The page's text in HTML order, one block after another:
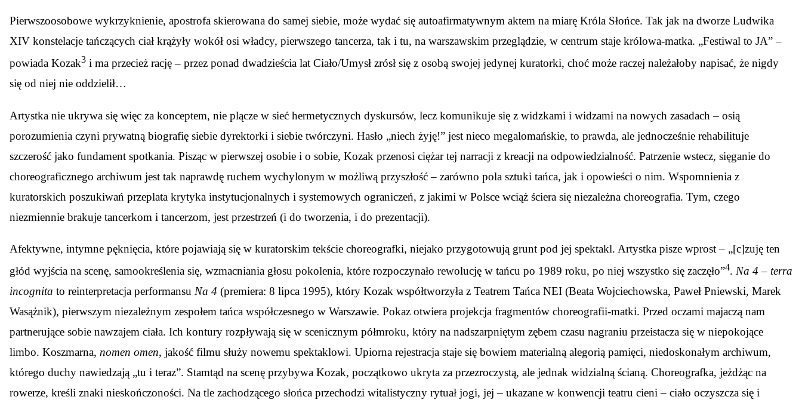
Pierwszoosobowe wykrzyknienie, apostrofa skierowana do samej siebie, może wydać się autoafirmatywnym aktem na miarę Króla Słońce. Tak jak na dworze Ludwika
XIV konstelacje tańczących ciał krążyły wokół osi władcy, pierwszego tancerza, tak i tu, na warszawskim przeglądzie, w centrum staje królowa-matka. „Festiwal to JA” –
powiada Kozak3 i ma przecież rację – przez ponad dwadzieścia lat Ciało/Umysł zrósł się z osobą swojej jedynej kuratorki, choć może raczej należałoby napisać, że nigdy
się od niej nie oddzielił…
Artystka nie ukrywa się więc za konceptem, nie plącze w sieć hermetycznych dyskursów, lecz komunikuje się z widzkami i widzami na nowych zasadach – osią
porozumienia czyni prywatną biografię siebie dyrektorki i siebie twórczyni. Hasło „niech żyję!” jest nieco megalomańskie, to prawda, ale jednocześnie rehabilituje
szczerość jako fundament spotkania. Pisząc w pierwszej osobie i o sobie, Kozak przenosi ciężar tej narracji z kreacji na odpowiedzialność. Patrzenie wstecz, sięganie do
choreograficznego archiwum jest tak naprawdę ruchem wychylonym w możliwą przyszłość – zarówno pola sztuki tańca, jak i opowieści o nim. Wspomnienia z
kuratorskich poszukiwań przeplata krytyka instytucjonalnych i systemowych ograniczeń, z jakimi w Polsce wciąż ściera się niezależna choreografia. Tym, czego
niezmiennie brakuje tancerkom i tancerzom, jest przestrzeń (i do tworzenia, i do prezentacji).
Afektywne, intymne pęknięcia, które pojawiają się w kuratorskim tekście choreografki, niejako przygotowują grunt pod jej spektakl. Artystka pisze wprost – „[c]zuję ten
głód wyjścia na scenę, samookreślenia się, wzmacniania głosu pokolenia, które rozpoczynało rewolucję w tańcu po 1989 roku, po niej wszystko się zaczęło”4. Na 4 – terra
incognita to reinterpretacja performansu Na 4 (premiera: 8 lipca 1995), który Kozak współtworzyła z Teatrem Tańca NEI (Beata Wojciechowska, Paweł Pniewski, Marek
Wasążnik), pierwszym niezależnym zespołem tańca współczesnego w Warszawie. Pokaz otwiera projekcja fragmentów choreografii-matki. Przed oczami majaczą nam
partnerujące sobie nawzajem ciała. Ich kontury rozpływają się w scenicznym półmroku, który na nadszarpniętym zębem czasu nagraniu przeistacza się w niepokojące
limbo. Koszmarna, nomen omen, jakość filmu służy nowemu spektaklowi. Upiorna rejestracja staje się bowiem materialną alegorią pamięci, niedoskonałym archiwum,
którego duchy nawiedzają „tu i teraz”. Stamtąd na scenę przybywa Kozak, początkowo ukryta za przezroczystą, ale jednak widzialną ścianą. Choreografka, jeżdżąc na
rowerze, kreśli znaki nieskończoności. Na tle zachodzącego słońca przechodzi witalistyczny rytuał jogi, jej – ukazane w konwencji teatru cieni – ciało oczyszcza się i